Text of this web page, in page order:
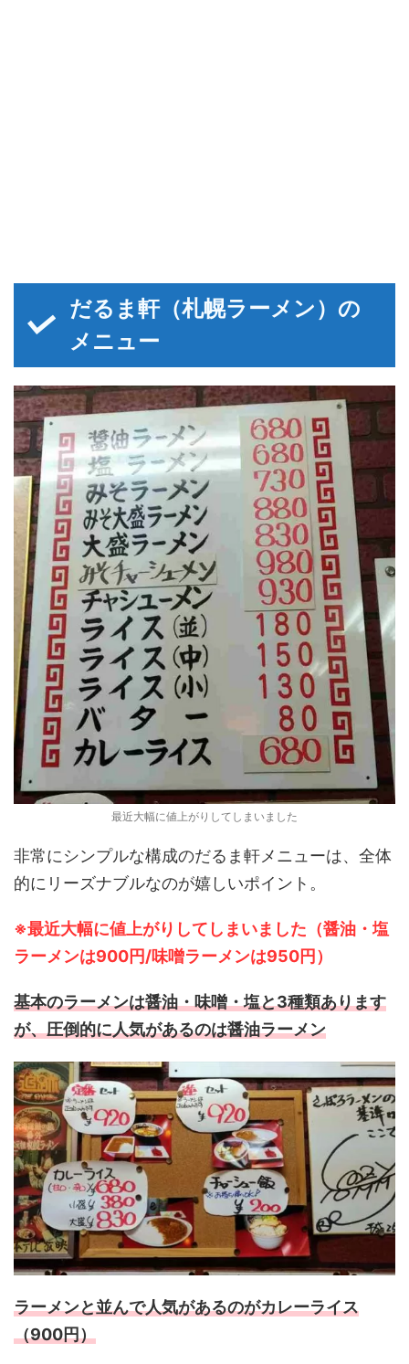
だるま軒（札幌ラーメン）の
メニュー
最近大幅に値上がりしてしまいました
非常にシンプルな構成のだるま軒メニューは、全体
的にリーズナブルなのが嬉しいポイント。
※最近大幅に値上がりしてしまいました（醤油・塩
ラーメンは900円/味噌ラーメンは950円）
基本のラーメンは醤油・味噌・塩と3種類あります
が、圧倒的に人気があるのは醤油ラーメン
ラーメンと並んで人気があるのがカレーライス
（900円）